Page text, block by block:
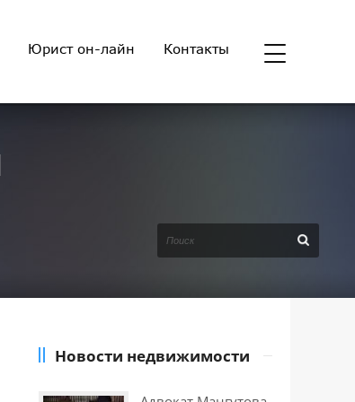
Юрист он-лайн Контакты
Новости недвижимости